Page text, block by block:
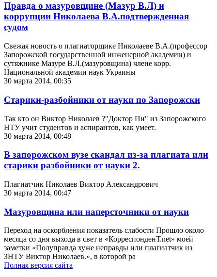
Правда о мазуровщине (Мазур В.Л) и
коррупции Николаева В.А.подтвержденная
судом
Свежая новость о плагиаторщике Николаеве В.А.(профессор
Запорожской государственной инженерной академии) и
сутяжнике Мазуре В.Л.(мазуровщина) члене корр.
Национальной академии наук Украины
30 марта 2014, 00:35
Старики-разбойники от науки по Запорожски
Так кто он Виктор Николаев ?"Доктор Пи" из Запорожского
НТУ учит студентов и аспирантов, как умеет.
30 марта 2014, 00:48
В запорожском вузе скандал из-за плагиата или
старики разбойники от науки 2.
Плагиатчик Николаев Виктор Александрович
30 марта 2014, 00:47
Мазуровщина или наперсточники от науки
Переход на оскорбления показатель слабости Прошло около
месяца со дня выхода в свет в «КорреспонденТ.net» моей
заметки «Полуправда хуже неправды или плагиатчик из
ЗНТУ Виктор Николаев.», в которой ра
Полная версия сайта